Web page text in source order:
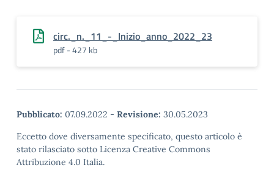
circ._n._11_-_Inizio_anno_2022_23
pdf - 427 kb
Pubblicato: 07.09.2022 - Revisione: 30.05.2023
Eccetto dove diversamente specificato, questo articolo è
stato rilasciato sotto Licenza Creative Commons
Attribuzione 4.0 Italia.